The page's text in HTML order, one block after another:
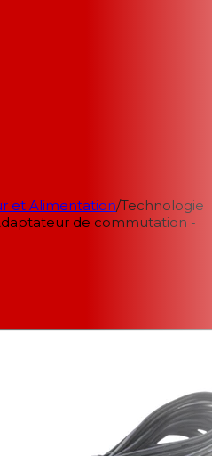
et Alimentation/Technologie
de commutation -